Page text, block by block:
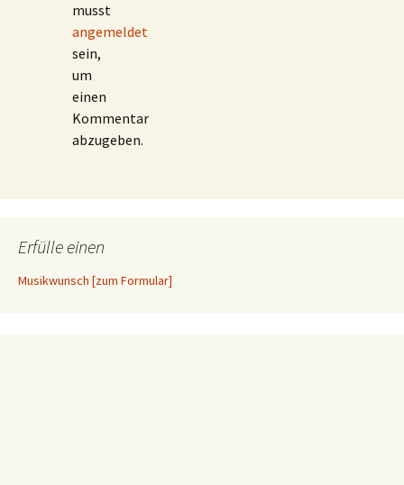
musst
angemeldet
sein,
um
einen
Kommentar
abzugeben.
Erfülle einen
Musikwunsch [zum Formular]